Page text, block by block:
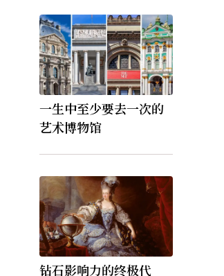
一生中至少要去一次的
艺术博物馆
钻石影响力的终极代